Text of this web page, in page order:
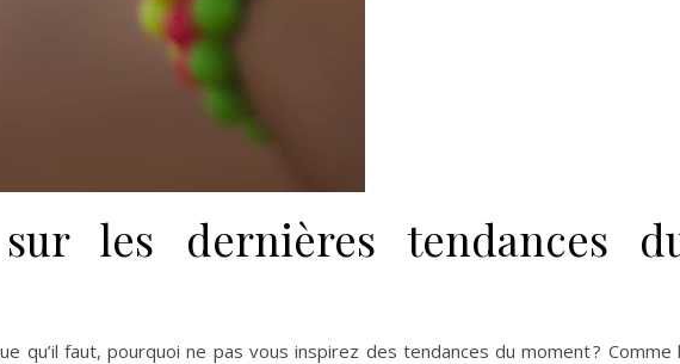
sur les dernières tendances
qu’il faut, pourquoi ne pas vous inspirez des tendances du moment ? Comme